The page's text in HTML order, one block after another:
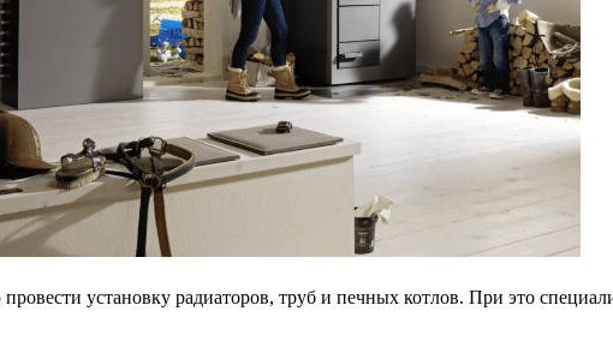
установку радиаторов, труб и печных котлов. При это